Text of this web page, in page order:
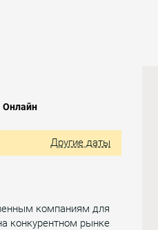
Онлайн
Другие даты
компаниям для
конкурентном рынке